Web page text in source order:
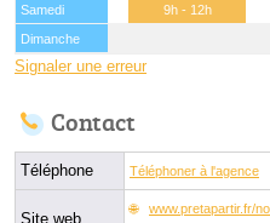
Samedi
9h - 12h
Dimanche
Signaler une erreur
Contact
Téléphone Téléphoner à l'agence
Site web
www.pretapartir.fr/